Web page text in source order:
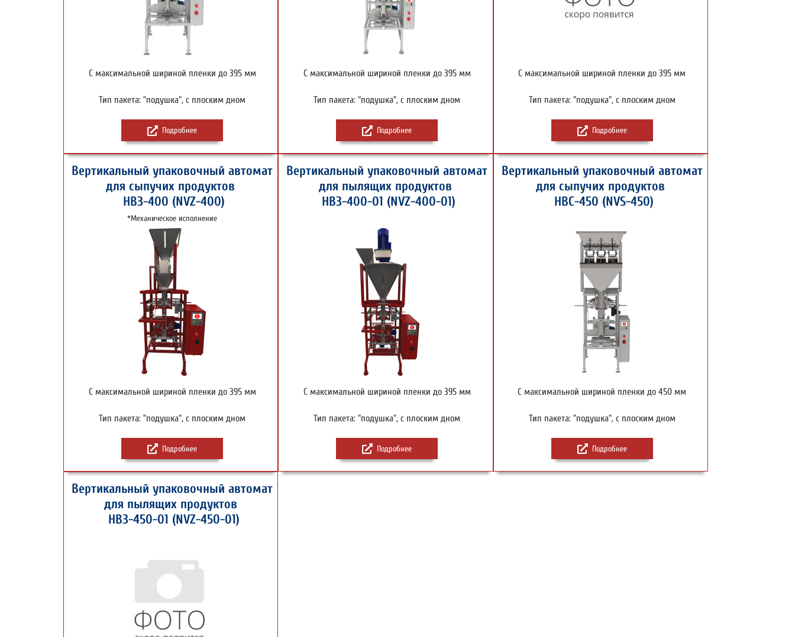
С максимальной шириной пленки до 395 мм
Тип пакета: "подушка", с плоским дном
Подробнее
С максимальной шириной пленки до 395 мм
Тип пакета: "подушка", с плоским дном
Подробнее
С максимальной шириной пленки до 395 мм
Тип пакета: "подушка", с плоским дном
Подробнее
Вертикальный упаковочный автомат
для сыпучих продуктов
НВЗ-400 (NVZ-400)
*Механическое исполнение
С максимальной шириной пленки до 395 мм
Тип пакета: "подушка", с плоским дном
Подробнее
Вертикальный упаковочный автомат
для пылящих продуктов
НВЗ-400-01 (NVZ-400-01)
С максимальной шириной пленки до 395 мм
Тип пакета: "подушка", с плоским дном
Подробнее
Вертикальный упаковочный автомат
для сыпучих продуктов
НВС-450 (NVS-450)
С максимальной шириной пленки до 450 мм
Тип пакета: "подушка", с плоским дном
Подробнее
Вертикальный упаковочный автомат
для пылящих продуктов
НВЗ-450-01 (NVZ-450-01)